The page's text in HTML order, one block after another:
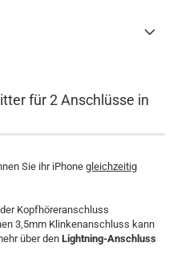
für 2 Anschlüsse in
Sie ihr iPhone gleichzeitig
Kopfhöreranschluss
3,5mm Klinkenanschluss kann
über den Lightning-Anschluss